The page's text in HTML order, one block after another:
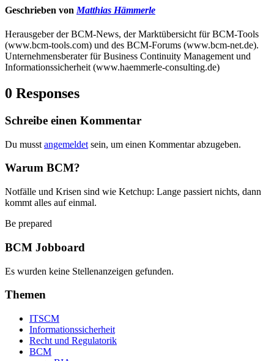
Geschrieben von Matthias Hämmerle
Herausgeber der BCM-News, der Marktübersicht für BCM-Tools
(www.bcm-tools.com) und des BCM-Forums (www.bcm-net.de).
Unternehmensberater für Business Continuity Management und
Informationssicherheit (www.haemmerle-consulting.de)
0 Responses
Schreibe einen Kommentar
Du musst angemeldet sein, um einen Kommentar abzugeben.
Warum BCM?
Notfälle und Krisen sind wie Ketchup: Lange passiert nichts, dann
kommt alles auf einmal.
Be prepared
BCM Jobboard
Es wurden keine Stellenanzeigen gefunden.
Themen
ITSCM
Informationssicherheit
Recht und Regulatorik
BCM